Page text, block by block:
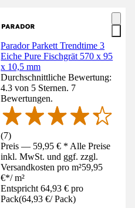
Parador Parkett Trendtime 3
Eiche Pure Fischgrät 570 x 95
x 10,5 mm
Durchschnittliche Bewertung:
4.3 von 5 Sternen. 7
Bewertungen.
(7)
Preis — 59,95 € * Alle Preise
inkl. MwSt. und ggf. zzgl.
Versandkosten pro m²59,95
€*/ m²
Entspricht 64,93 € pro
Pack(64,93 €/ Pack)